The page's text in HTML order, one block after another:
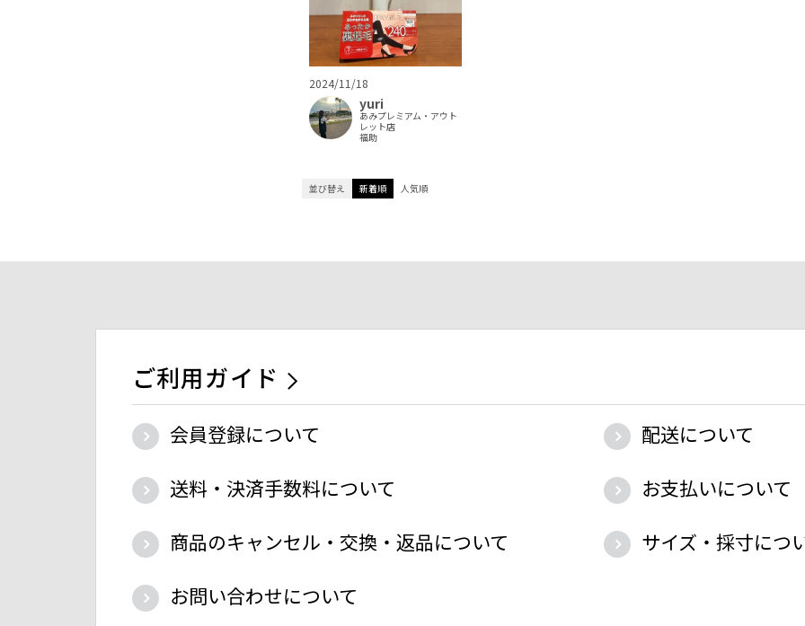
2024/11/18
yuri
あみプレミアム・アウト
レット店
福助
並び替え 新着順 人気順
ご利用ガイド
会員登録について
配送について
送料・決済手数料について
お支払いについて
商品のキャンセル・交換・返品について
サイズ・採寸につ
お問い合わせについて